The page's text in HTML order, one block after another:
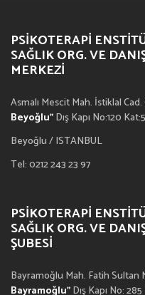
PSIKOTERAPI
SAĞLIK ORG. VE
MERKEZI
Asmalı Mescit Mah. İstiklal
Beyoğlu”Dış Kapı No:120
Beyoğlu / ISTANBUL
Tel: 0212 243 23 97
PSIKOTERAPI
SAĞLIK ORG. VE
ŞUBESI
Bayramoğlu Mah. Fatih Sultan
Bayramoğlu”Dış Kapı No: